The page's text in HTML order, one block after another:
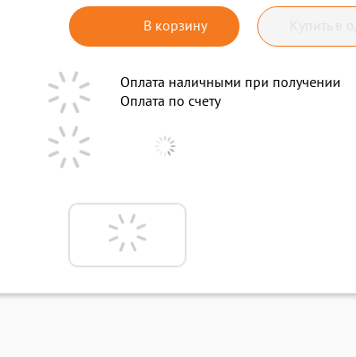
В корзину
Оплата наличными при получении
Оплата по счету